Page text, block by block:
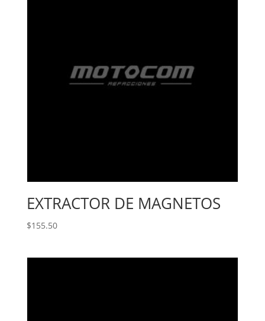
EXTRACTOR DE MAGNETOS
$155.50